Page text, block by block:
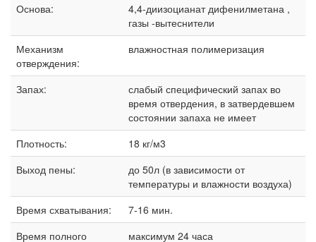
Основа:
4,4-диизоцианат дифенилметана ,
газы -вытеснители
Механизм
отверждения:
влажностная полимеризация
Запах:
слабый специфический запах во
время отвердения, в затвердевшем
состоянии запаха не имеет
Плотность:
18 кг/м3
Выход пены:
до 50л (в зависимости от
температуры и влажности воздуха)
Время схватывания:
7-16 мин.
Время полного
максимум 24 часа